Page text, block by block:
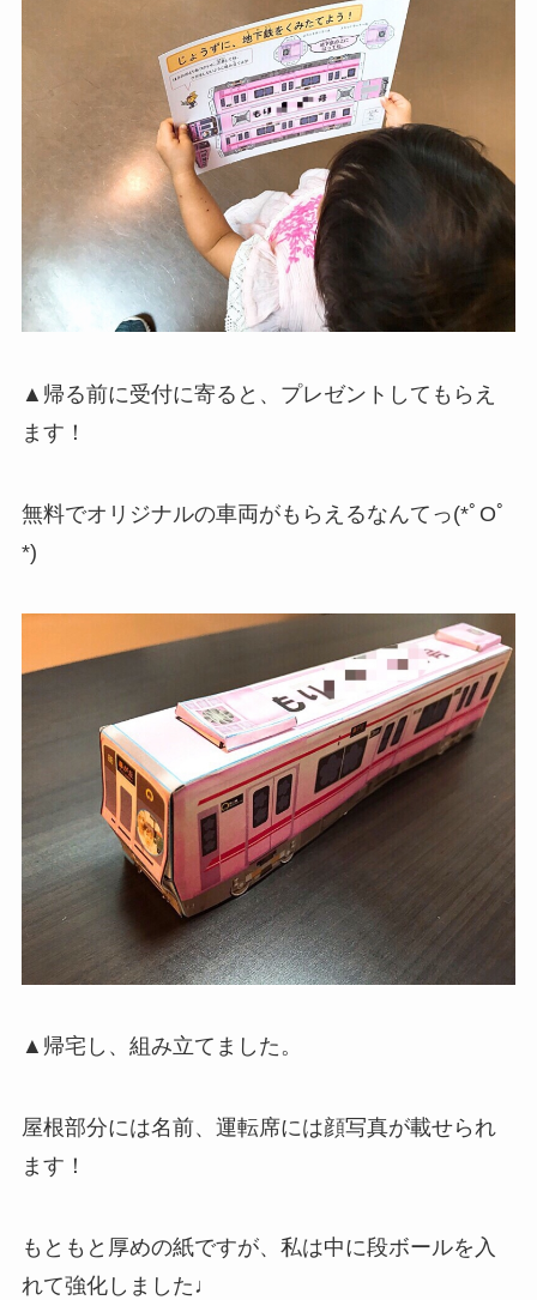
▲帰る前に受付に寄ると、プレゼントしてもらえ
ます！
無料でオリジナルの車両がもらえるなんてっ(*ﾟOﾟ
*)
▲帰宅し、組み立てました。
屋根部分には名前、運転席には顔写真が載せられ
ます！
もともと厚めの紙ですが、私は中に段ボールを入
れて強化しました♩